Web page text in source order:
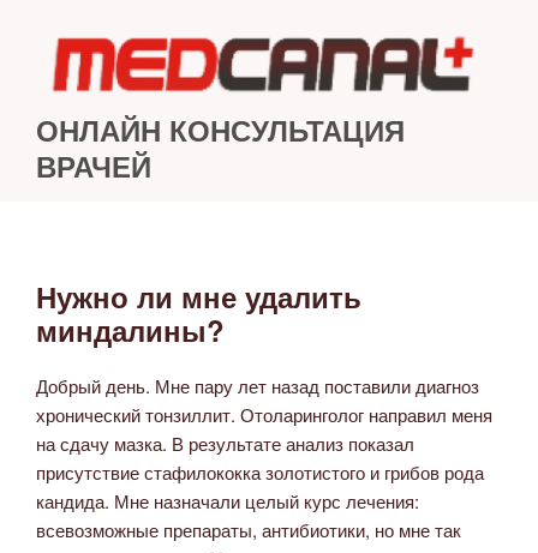
содержимому
ОНЛАЙН КОНСУЛЬТАЦИЯ
ВРАЧЕЙ
ОПУБЛИКОВАНО
Нужно ли мне удалить
миндалины?
Добрый день. Мне пару лет назад поставили диагноз
хронический тонзиллит. Отоларинголог направил меня
на сдачу мазка. В результате анализ показал
присутствие стафилококка золотистого и грибов рода
кандида. Мне назначали целый курс лечения:
всевозможные препараты, антибиотики, но мне так